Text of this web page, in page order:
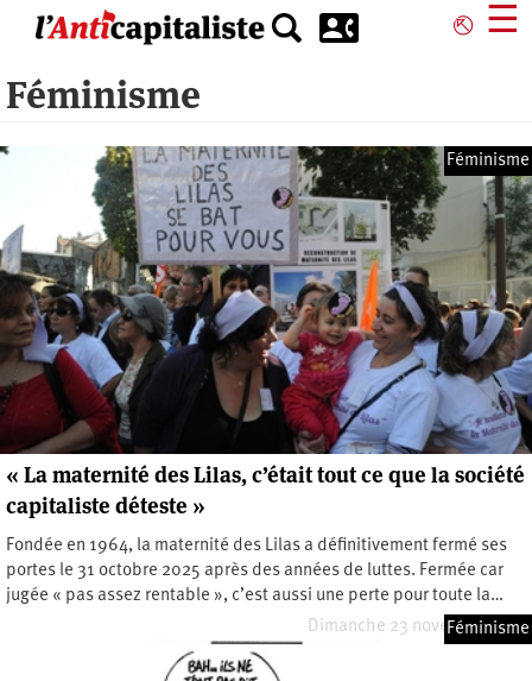
principal
⎋ ☰
Féminisme
Féminisme
« La maternité des Lilas, c’était tout ce que la société
capitaliste déteste »
Fondée en 1964, la maternité des Lilas a définitivement fermé ses
portes le 31 octobre 2025 après des années de luttes. Fermée car
jugée « pas assez rentable », c’est aussi une perte pour toute la…
Dimanche 23 novembre 2025
Féminisme